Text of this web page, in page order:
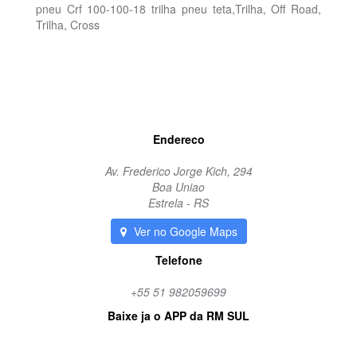
pneu Crf 100-100-18 trilha pneu teta,Trilha, Off Road,
Trilha, Cross
Endereco
Av. Frederico Jorge Kich, 294
Boa Uniao
Estrela - RS
Ver no Google Maps
Telefone
+55 51 982059699
Baixe ja o APP da RM SUL